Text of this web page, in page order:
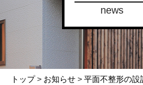
news
トップ> お知らせ >平面不整形の設